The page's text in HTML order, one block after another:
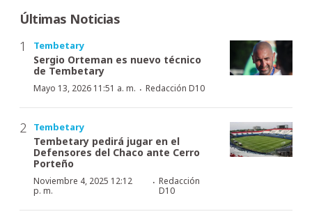
Últimas Noticias
Tembetary
Sergio Orteman es nuevo técnico
de Tembetary
Mayo 13, 2026 11:51 a. m. · Redacción D10
Tembetary
Tembetary pedirá jugar en el
Defensores del Chaco ante Cerro
Porteño
Noviembre 4, 2025 12:12
p. m.
·Redacción
D10